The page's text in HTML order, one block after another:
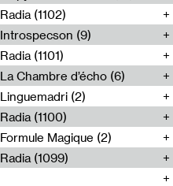
Radia (1102)
Introspecson (9)
Radia (1101)
La Chambre d’écho (6)
Linguemadri (2)
Radia (1100)
Formule Magique (2)
Radia (1099)